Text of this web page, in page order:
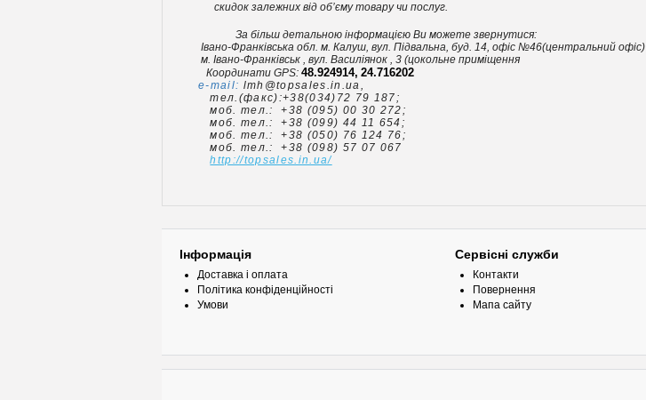
скидок залежних від об’єму товару чи послуг.
За більш детальною інформацією Ви можете звернутися:
Івано-Франківська обл. м. Калуш, вул. Підвальна, буд. 14, офіс №46(центральний офіс)
м. Івано-Франківськ , вул. Василіянок , 3 (цокольне приміщення
Координати GPS: 48.924914, 24.716202
e-mail: lmh@topsales.in.ua,
тел.(факс):+38(034)72 79 187;
моб. тел.: +38 (095) 00 30 272;
моб. тел.: +38 (099) 44 11 654;
моб. тел.: +38 (050) 76 124 76;
моб. тел.: +38 (098) 57 07 067
http://topsales.in.ua/
Інформація
Доставка і оплата
Політика конфіденційності
Умови
Сервісні служби
Контакти
Повернення
Мапа сайту